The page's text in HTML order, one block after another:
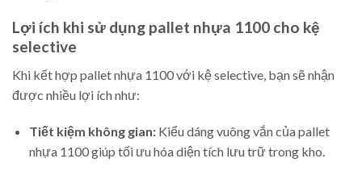
Lợi ích khi sử dụng pallet nhựa 1100 cho kệ
selective
Khi kết hợp pallet nhựa 1100 với kệ selective, bạn sẽ nhận
được nhiều lợi ích như:
Tiết kiệm không gian:Kiểu dáng vuông vắn của pallet
nhựa 1100 giúp tối ưu hóa diện tích lưu trữ trong kho.